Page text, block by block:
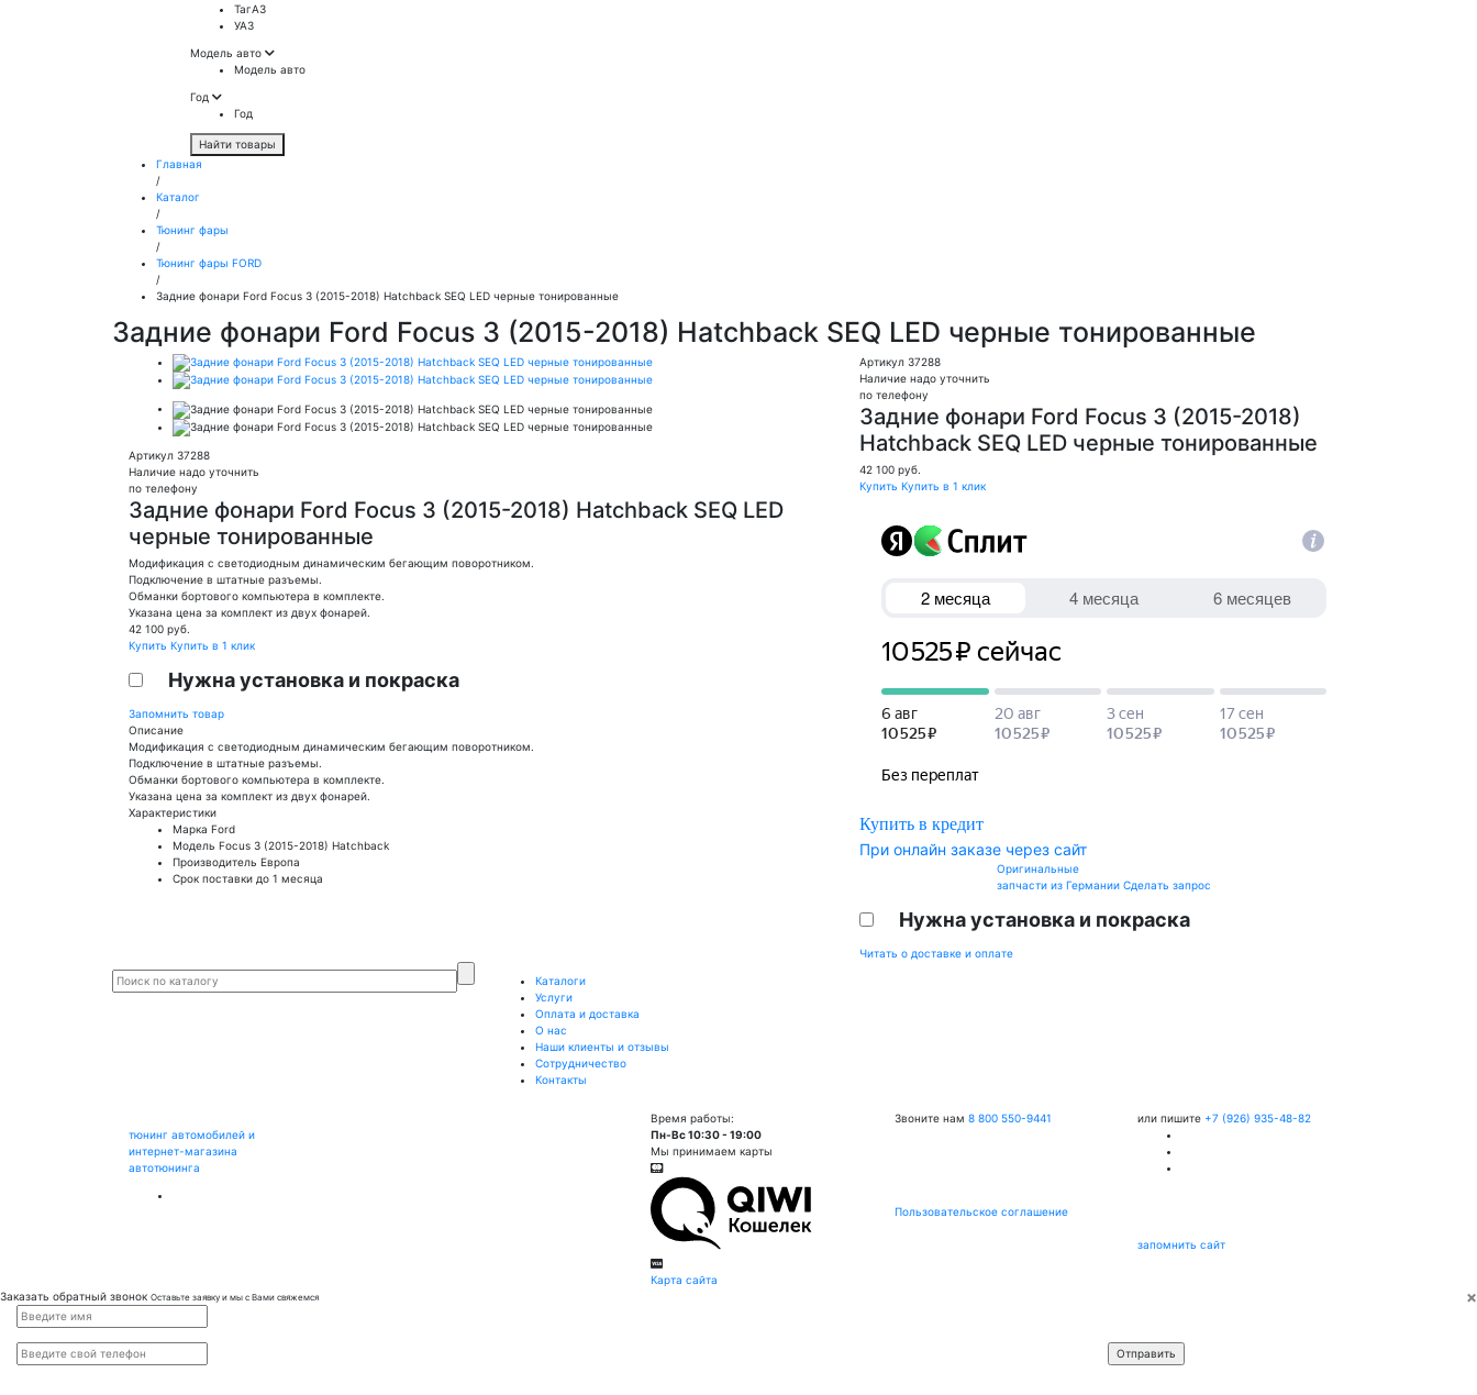
ТагАЗ
УАЗ
Модель авто
Модель авто
Год
Год
Найти товары
Главная
/
Каталог
/
Тюнинг фары
/
Тюнинг фары FORD
/
Задние фонари Ford Focus 3 (2015-2018) Hatchback SEQ LED черные тонированные
Задние фонари Ford Focus 3 (2015-2018) Hatchback SEQ LED черные тонированные
Артикул 37288
Наличие надо уточнить
по телефону
Задние фонари Ford Focus 3 (2015-2018) Hatchback SEQ LED
черные тонированные
Модификация с светодиодным динамическим бегающим поворотником.
Подключение в штатные разъемы.
Обманки бортового компьютера в комплекте.
Указана цена за комплект из двух фонарей.
42 100 руб.
Купить Купить в 1 клик
Нужна установка и покраска
Запомнить товар
Описание
Модификация с светодиодным динамическим бегающим поворотником.
Подключение в штатные разъемы.
Обманки бортового компьютера в комплекте.
Указана цена за комплект из двух фонарей.
Характеристики
Марка Ford
Модель Focus 3 (2015-2018) Hatchback
Производитель Европа
Срок поставки до 1 месяца
Артикул 37288
Наличие надо уточнить
по телефону
Задние фонари Ford Focus 3 (2015-2018)
Hatchback SEQ LED черные тонированные
42 100 руб.
Купить Купить в 1 клик
Купить в кредит
При онлайн заказе через сайт
Оригинальные
запчасти из Германии Сделать запрос
Нужна установка и покраска
Читать о доставке и оплате
Каталоги
Услуги
Оплата и доставка
О нас
Наши клиенты и отзывы
Сотрудничество
Контакты
тюнинг автомобилей и
интернет-магазина
автотюнинга
Время работы:
Пн-Вс 10:30 - 19:00
Мы принимаем карты
Карта сайта
Звоните нам 8 800 550-9441
Пользовательское соглашение
или пишите +7 (926) 935-48-82
запомнить сайт
×
Заказать обратный звонок Оставьте заявку и мы с Вами свяжемся